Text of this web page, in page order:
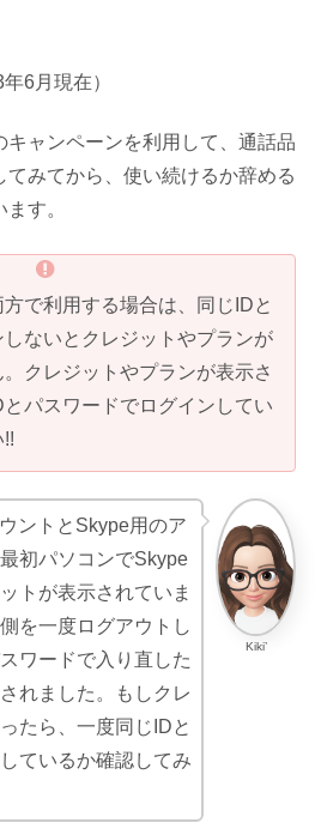
6月現在）
ャンペーンを利用して、通話品
みてから、使い続けるか辞める
す。
で利用する場合は、同じIDと
ないとクレジットやプランが
クレジットやプランが表示さ
パスワードでログインしてい
Kiki’
ントとSkype用のア
初パソコンでSkype
トが表示されていま
を一度ログアウトし
ワードで入り直した
れました。もしクレ
たら、一度同じIDと
ているか確認してみ